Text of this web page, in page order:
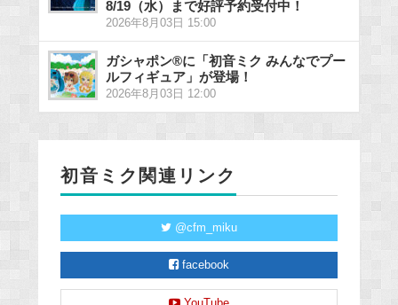
8/19（水）まで好評予約受付中！
2026年8月03日 15:00
ガシャポン®に「初音ミク みんなでプー
ルフィギュア」が登場！
2026年8月03日 12:00
初音ミク関連リンク
@cfm_miku
facebook